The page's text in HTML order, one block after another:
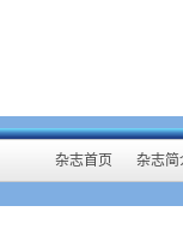
杂志首页 杂志简